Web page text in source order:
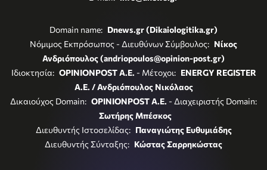
Domain name: Dnews.gr (Dikaiologitika.gr)
Νόμιμος Εκπρόσωπος - Διευθύνων Σύμβουλος: Νίκος
Ανδριόπουλος (andriopoulos@opinion-post.gr)
Ιδιοκτησία: OPINIONPOST A.E. - Μέτοχοι: ENERGY REGISTER
Α.Ε. / Ανδριόπουλος Νικόλαος
Δικαιούχος Domain: OPINIONPOST A.E. - Διαχειριστής Domain:
Σωτήρης Μπέσκος
Διευθυντής Ιστοσελίδας: Παναγιώτης Ευθυμιάδης
Διευθυντής Σύνταξης: Κώστας Σαρρηκώστας